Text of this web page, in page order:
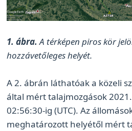
1. ábra. A térképen piros kör
hozzávetőleges helyét.
A 2. ábrán láthatóak a közeli
által mért talajmozgások
02:56:30-ig (UTC). Az
meghatározott helyétől mért